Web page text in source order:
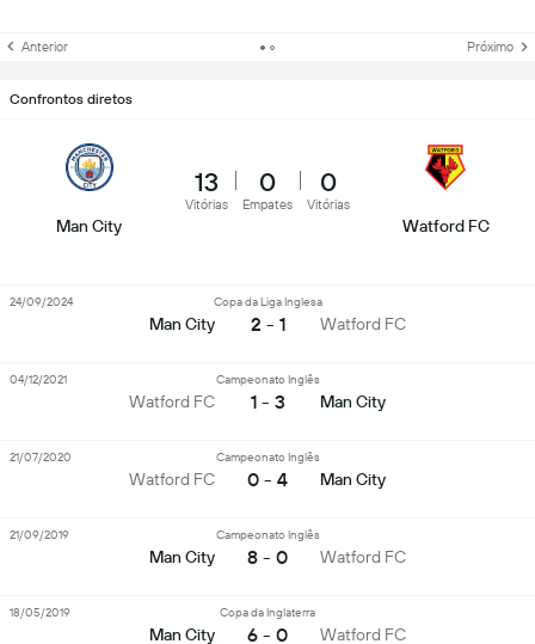
Anterior Próximo
Confrontos diretos
Man City
13
Vitórias
0
Empates
0
Vitórias
Watford FC
Man City
Copa da Liga Inglesa
2 - 1 Watford FC
24/09/2024
Watford FC
Campeonato Inglês
1 - 3 Man City
04/12/2021
Watford FC
Campeonato Inglês
0 - 4 Man City
21/07/2020
Man City
Campeonato Inglês
8 - 0 Watford FC
21/09/2019
Man City
Copa da Inglaterra
6 - 0 Watford FC
18/05/2019